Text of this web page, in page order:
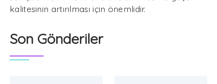
kalitesinin artırılması için önemlidir.
Son Gönderiler